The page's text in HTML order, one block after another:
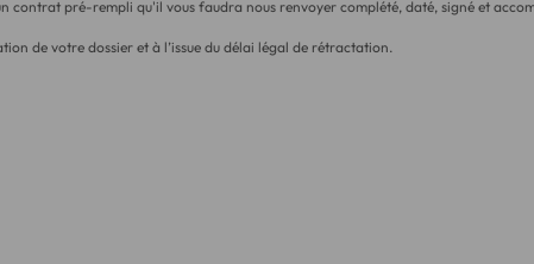
contrat pré-rempli qu'il vous faudra nous renvoyer complété, daté, signé et
de votre dossier et à l’issue du délai légal de rétractation.